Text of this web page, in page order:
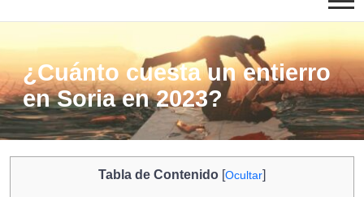
¿Cuánto cuesta un entierro
en Soria en 2023?
Tabla de Contenido [Ocultar]